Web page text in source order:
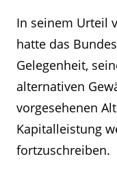
In seinem Urteil
hatte das
Gelegenheit,
alternativen
vorgesehenen
Kapitalleistung
fortzuschreiben.